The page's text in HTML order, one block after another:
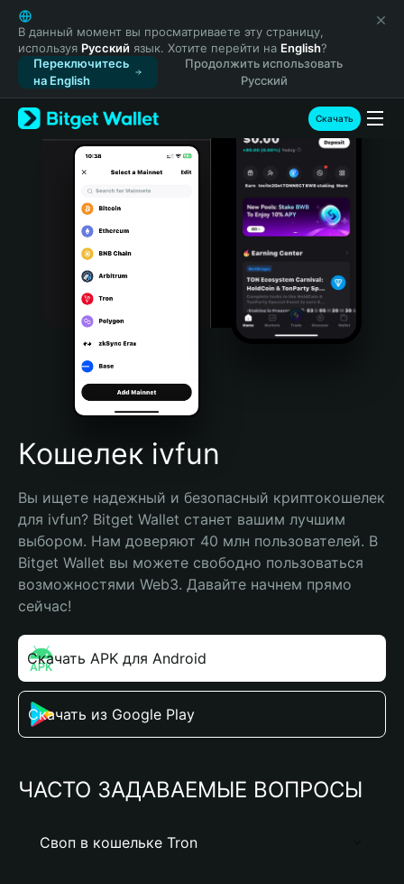
English
日本語
Tiếng Việt
Русский
Español (Latinoamérica)
Türkçe
Italiano
Português (Portugal)
Bahasa Indonesia
Português (Brasil)
Español (Argentina)
В данный момент вы просматриваете эту страницу,
используя Русский язык. Хотите перейти на English?
Переключитесь
на English
Продолжить использовать
Русский
Скачать
Кошелек ivfun
Вы ищете надежный и безопасный криптокошелек
для ivfun? Bitget Wallet станет вашим лучшим
выбором. Нам доверяют 40 млн пользователей. В
Bitget Wallet вы можете свободно пользоваться
возможностями Web3. Давайте начнем прямо
сейчас!
Скачать APK для Android
Скачать из Google Play
ЧАСТО ЗАДАВАЕМЫЕ ВОПРОСЫ
Своп в кошельке Tron